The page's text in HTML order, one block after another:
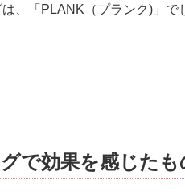
、「PLANK（プランク)」で
で効果を感じたも